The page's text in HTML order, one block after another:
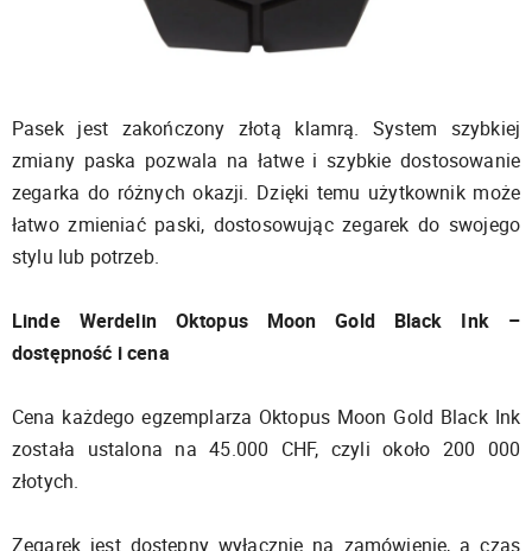
Pasek jest zakończony złotą klamrą. System szybkiej
zmiany paska pozwala na łatwe i szybkie dostosowanie
zegarka do różnych okazji. Dzięki temu użytkownik może
łatwo zmieniać paski, dostosowując zegarek do swojego
stylu lub potrzeb.
Linde Werdelin Oktopus Moon Gold Black Ink –
dostępność i cena
Cena każdego egzemplarza Oktopus Moon Gold Black Ink
została ustalona na 45.000 CHF, czyli około 200 000
złotych.
Zegarek jest dostępny wyłącznie na zamówienie, a czas